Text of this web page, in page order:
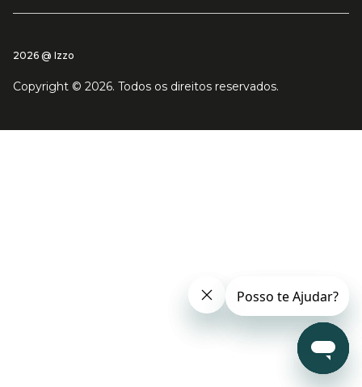
2026 @ Izzo
Copyright © 2026. Todos os direitos reservados.